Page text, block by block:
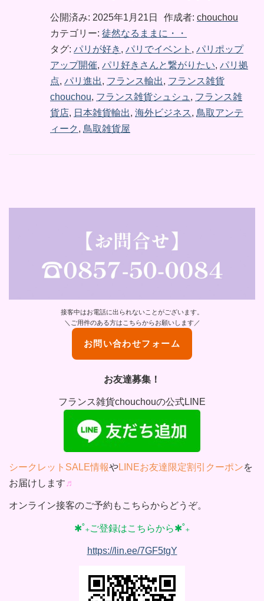
公開済み: 2025年1月21日 作成者: chouchou
カテゴリー: 徒然なるままに・・
タグ: パリが好き , パリでイベント , パリポップ
アップ開催, パリ好きさんと繋がりたい, パリ拠
点, パリ進出, フランス輸出, フランス雑貨
chouchou, フランス雑貨シュシュ , フランス雑
貨店, 日本雑貨輸出, 海外ビジネス, 鳥取アンテ
ィーク , 鳥取雑貨屋
接客中はお電話に出られないことがございます。
＼ご用件のある方はこちらからお願いします／
お問い合わせフォーム
お友達募集！
フランス雑貨chouchouの公式LINE
シークレットSALE情報やLINEお友達限定割引クーポンを
お届けします♬
オンライン接客のご予約もこちらからどうぞ。
✱˚₊ご登録はこちらから✱˚₊
https://lin.ee/7GF5tgY